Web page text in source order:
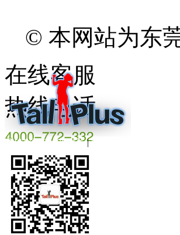
© 本网站为东
粤ICP备16008844号|beian.miit.gov.cn
在线客服
热线电话